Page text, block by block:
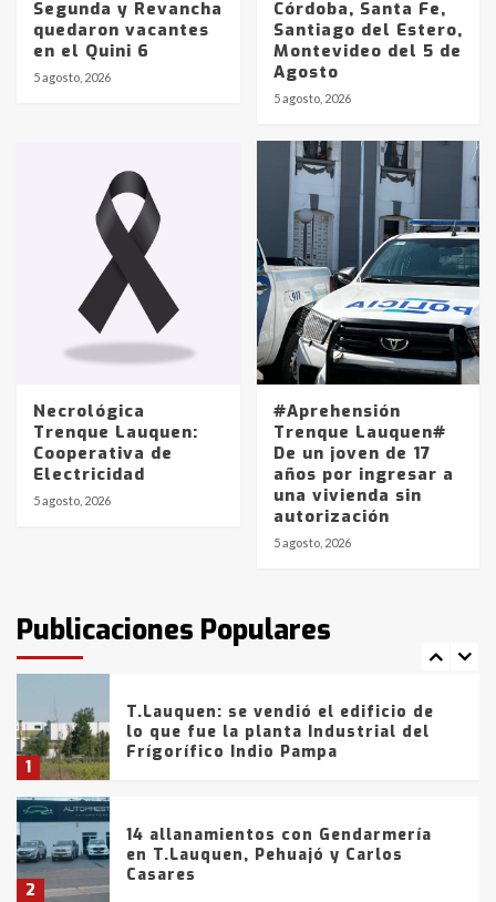
Segunda y Revancha
quedaron vacantes
en el Quini 6
5 agosto, 2026
Córdoba, Santa Fe,
Santiago del Estero,
Montevideo del 5 de
Agosto
5 agosto, 2026
Necrológica
Trenque Lauquen:
Cooperativa de
Electricidad
5 agosto, 2026
#Aprehensión
Trenque Lauquen#
De un joven de 17
años por ingresar a
una vivienda sin
autorización
5 agosto, 2026
Publicaciones Populares
Identidad de los adolescentes
pampeanos que fueron
en la mañana del lunes
Accidente en Ruta 5: falleció un
joven de Trenque Lauquen
Los precios de los combustibles en
La Pampa, desde YPF hasta Axion
entre 857 a 1338 pesos
La Bolsa de Cereales de Bahía
Blanca anticipa que Agosto vendrá
con lluvias y heladas, en gran parte
fueron detenidos por
comercialización de drogas en la
tarde del sábado
1
T.Lauquen: se vendió el edificio de
lo que fue la planta Industrial del
Frígorífico Indio Pampa
2
14 allanamientos con Gendarmería
en T.Lauquen, Pehuajó y Carlos
Casares